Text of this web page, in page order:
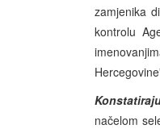
zamjenika
kontrolu
načelom